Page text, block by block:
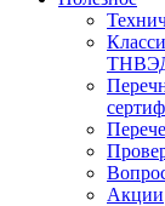
Акции